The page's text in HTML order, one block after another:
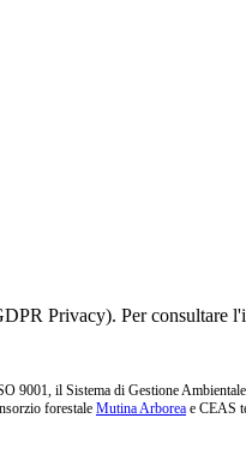
Privacy). Per consultare
9001, il Sistema di Gestione
forestale Mutina Arborea e CEAS